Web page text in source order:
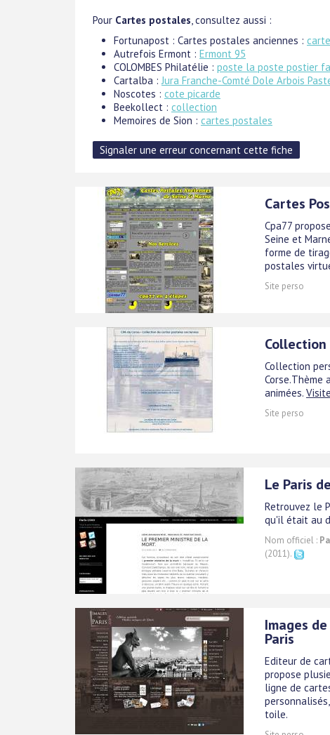
Pour Cartes postales , consultez aussi :
Fortunapost : Cartes postales anciennes :
Autrefois Ermont : Ermont 95
COLOMBES Philatélie : poste la poste postier
Cartalba : Jura Franche-Comté Dole Arbois
Noscotes : cote picarde
Beekollect : collection
Memoires de Sion : cartes postales
Cartes
Cpa77
Seine et
forme de
postales
Site perso
Collection
animées.
Site perso
Le Paris
Retrouvez le
qu'il était au
Nom officiel :
(2011).
Images
Paris
Editeur de
propose
ligne de
toile.